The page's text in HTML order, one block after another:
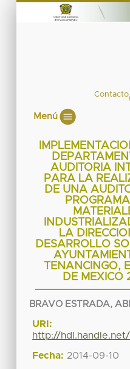
Contacto
Menú
AUDITORIA
PARA LA
DE UNA
LA
DESARROLLO
TENANCINGO,
DE MEXICO
BRAVO ESTRADA,
URI:
http://
Fecha: 2014-09-10